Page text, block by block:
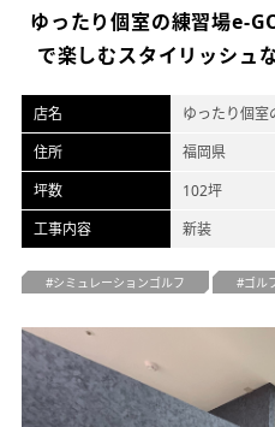
不動
ゆったり個室の練習場e-
で楽しむスタイリッシュ
店名
ゆったり個室
住所
福岡県
坪数
102坪
工事内容
新装
シミュレーションゴルフ ゴル